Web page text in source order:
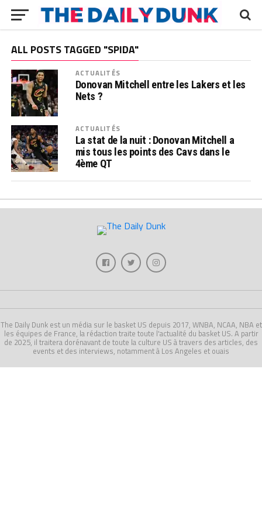
ALL POSTS TAGGED "SPIDA"
ACTUALITÉS
Donovan Mitchell entre les Lakers et les
Nets ?
ACTUALITÉS
La stat de la nuit : Donovan Mitchell a
mis tous les points des Cavs dans le
4ème QT
The Daily Dunk est un média sur le basket US depuis 2017, WNBA, NCAA, NBA et
les équipes de France, la rédaction traite toute l'actualité du basket US. A partir
de 2025, il traitera dorénavant de toute la culture US à travers des articles, des
events et des interviews, notamment à Los Angeles et ouais